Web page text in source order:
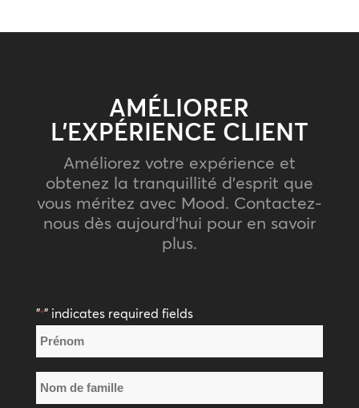
AMÉLIORER
L’EXPÉRIENCE CLIENT
Améliorez votre expérience et
obtenez la tranquillité d’esprit que
vous méritez avec Mood. Contactez-
nous dès aujourd’hui pour en savoir
plus.
"*" indicates required fields
Nom
*
Prénom